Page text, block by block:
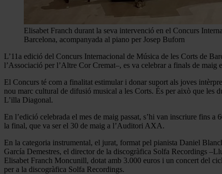
Elisabet Franch durant la seva intervenció en el Concurs
Barcelona, acompanyada al piano per Josep Buforn
L’11a edició del Concurs Internacional de Música de les Corts de
l’Associació per l’Altre Cor Cremat–, es va celebrar a finals de maig
El Concurs té com a finalitat estimular i donar suport als joves
nou marc cultural de difusió musical a les Corts. És per això que
L’illa Diagonal.
En l’edició celebrada el mes de maig passat, s’hi van inscriure fins a
la final, que va ser el 30 de maig a l’Auditori AXA.
En la categoria instrumental, el jurat, format pel pianista Daniel
García Demestres, el director de la discogràfica Solfa Recordings
Elisabet Franch Moncunill, dotat amb 3.000 euros i un concert del
per a la discogràfica Solfa Recordings.